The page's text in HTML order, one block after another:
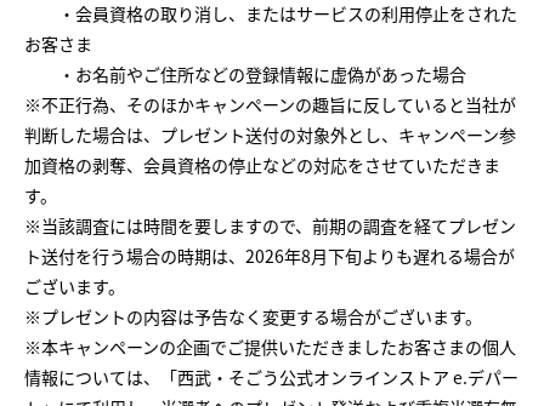
・会員資格の取り消し、またはサービスの利用停止をされた
お客さま
・お名前やご住所などの登録情報に虚偽があった場合
※不正行為、そのほかキャンペーンの趣旨に反していると当社が
判断した場合は、プレゼント送付の対象外とし、キャンペーン参
加資格の剥奪、会員資格の停止などの対応をさせていただきま
す。
※当該調査には時間を要しますので、前期の調査を経てプレゼン
ト送付を行う場合の時期は、2026年8月下旬よりも遅れる場合が
ございます。
※プレゼントの内容は予告なく変更する場合がございます。
※本キャンペーンの企画でご提供いただきましたお客さまの個人
情報については、「西武・そごう公式オンラインストア e.デパー